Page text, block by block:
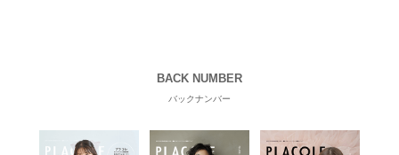
BACK NUMBER
バックナンバー